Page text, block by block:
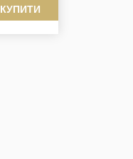
КУПИТИ